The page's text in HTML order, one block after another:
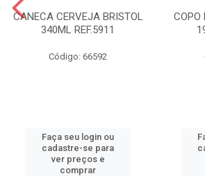
CANECA CERVEJA BRISTOL
340ML REF.5911
Código: 66592
Faça seu login ou
cadastre-se para
ver preços e
comprar
COPO